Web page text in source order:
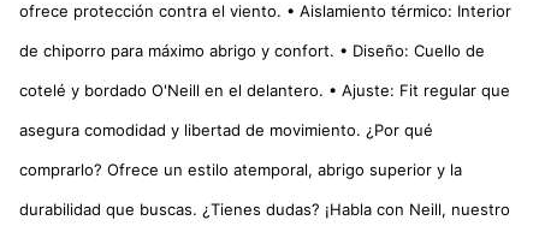
ofrece protección contra el viento. • Aislamiento térmico: Interior
de chiporro para máximo abrigo y confort. • Diseño: Cuello de
cotelé y bordado O'Neill en el delantero. • Ajuste: Fit regular que
asegura comodidad y libertad de movimiento. ¿Por qué
comprarlo? Ofrece un estilo atemporal, abrigo superior y la
durabilidad que buscas. ¿Tienes dudas? ¡Habla con Neill, nuestro